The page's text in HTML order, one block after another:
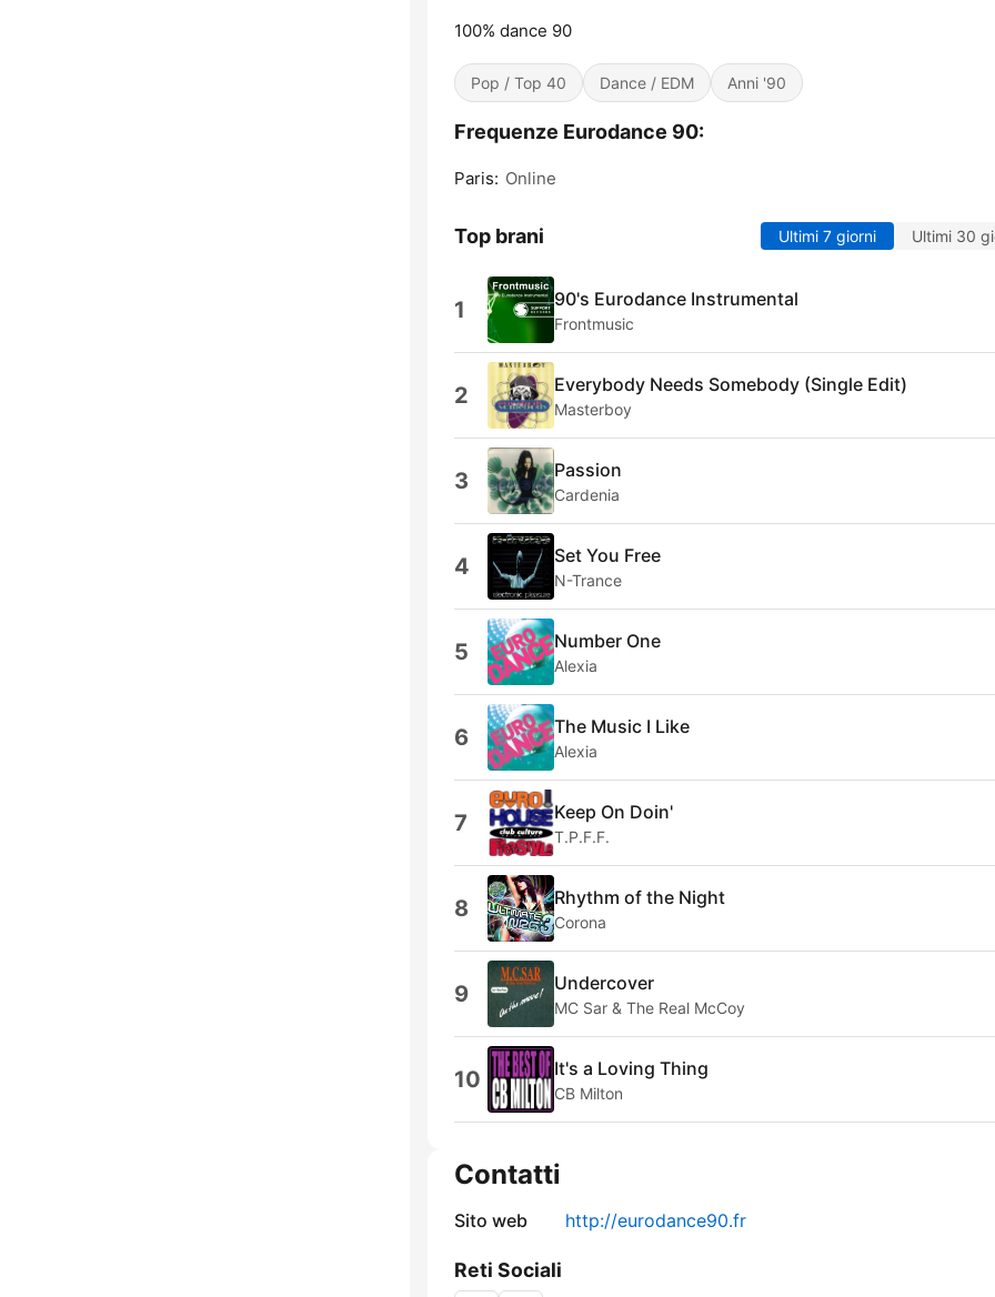
100% dance 90
Pop / Top 40 Dance / EDM Anni '90
Frequenze Eurodance 90:
Paris: Online
Top brani Ultimi 7 giorni Ultimi 30
1 90's Eurodance Instrumental
Frontmusic
2 Everybody Needs Somebody (Single Edit)
Masterboy
3 Passion
Cardenia
4 Set You Free
N-Trance
5 Number One
Alexia
6 The Music I Like
Alexia
7 Keep On Doin'
T.P.F.F.
8 Rhythm of the Night
Corona
9 Undercover
MC Sar & The Real McCoy
10 It's a Loving Thing
CB Milton
Contatti
Sito web http://eurodance90.fr
Reti Sociali